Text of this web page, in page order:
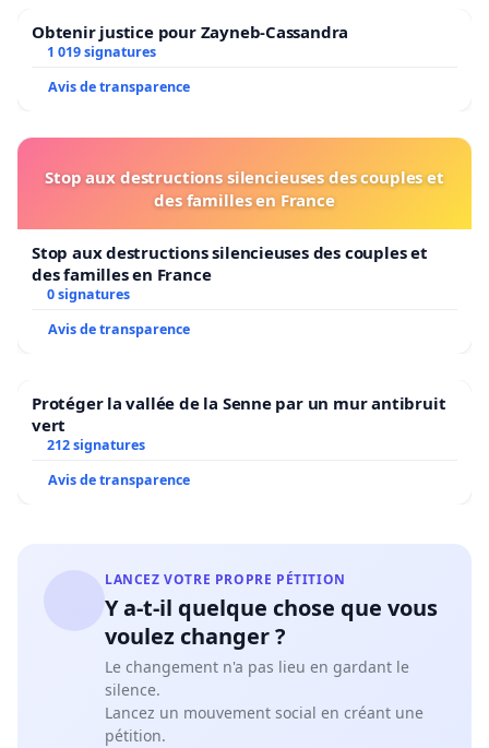
Obtenir justice pour Zayneb-Cassandra
1 019 signatures
Avis de transparence
Stop aux destructions silencieuses des couples et
des familles en France
Stop aux destructions silencieuses des couples et
des familles en France
0 signatures
Avis de transparence
Protéger la vallée de la Senne par un mur antibruit
vert
212 signatures
Avis de transparence
LANCEZ VOTRE PROPRE PÉTITION
Y a-t-il quelque chose que vous
voulez changer ?
Le changement n'a pas lieu en gardant le
silence.
Lancez un mouvement social en créant une
pétition.